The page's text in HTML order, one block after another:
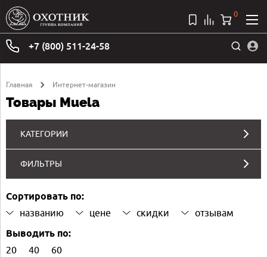
+7 (800) 511-24-58
0
Главная Интернет-магазин
Товары Muela
КАТЕГОРИИ
ФИЛЬТРЫ
Сортировать по:
названию цене скидки отзывам
Выводить по:
20 40 60